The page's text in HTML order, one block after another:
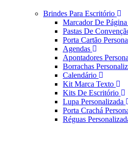
Brindes Para Escritório
Marcador De
Pastas De
Porta Cartão
Agendas
Apontadores
Borrachas
Calendário
Kit Marca Texto
Kits De Escritório
Lupa Personalizada
Porta Crachá
Réguas